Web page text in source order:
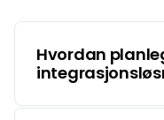
Hvordan